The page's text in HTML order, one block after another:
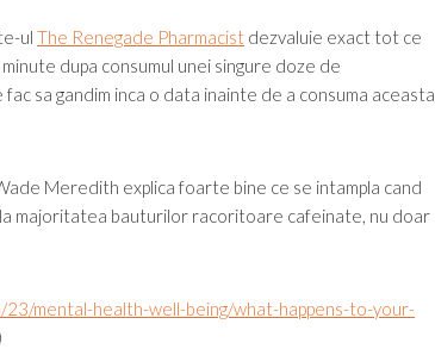
ul The Renegade Pharmacist dezvaluie exact tot ce
dupa consumul unei singure doze de
sa gandim inca o data inainte de a consuma aceasta
Meredith explica foarte bine ce se intampla cand
la majoritatea bauturilor racoritoare cafeinate, nu doar
mental-health-well-being/what-happens-to-your-